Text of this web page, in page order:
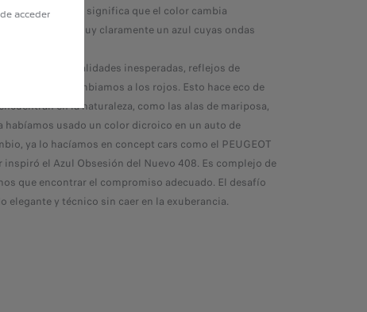
dicroico. Esto significa que el color cambia
Queríamos muy claramente un azul cuyas ondas
la luz surgen tonalidades inesperadas, reflejos de
las sombras, cambiamos a los rojos. Esto hace eco de
en la naturaleza, como las alas de mariposa,
habíamos usado un color dicroico en un auto de
ya lo hacíamos en concept cars como el PEUGEOT
el Azul Obsesión del Nuevo 408. Es complejo de
que encontrar el compromiso adecuado. El desafío
elegante y técnico sin caer en la exuberancia.
acceder